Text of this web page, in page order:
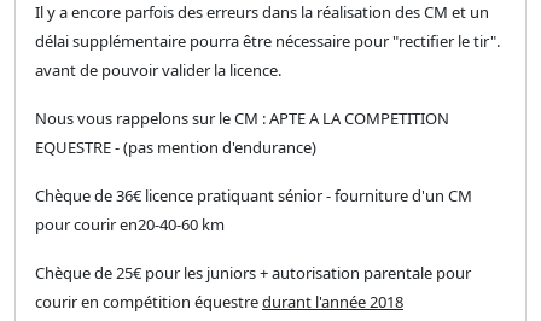
Il y a encore parfois des erreurs dans la réalisation des CM et un
délai supplémentaire pourra être nécessaire pour "rectifier le tir".
avant de pouvoir valider la licence.
Nous vous rappelons sur le CM : APTE A LA COMPETITION
EQUESTRE - (pas mention d'endurance)
Chèque de 36€ licence pratiquant sénior - fourniture d'un CM
pour courir en20-40-60 km
Chèque de 25€ pour les juniors + autorisation parentale pour
courir en compétition équestredurant l'année 2018